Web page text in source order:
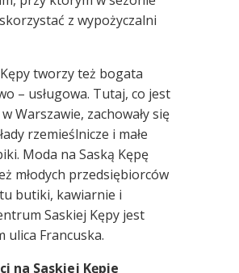
z wypożyczalni
tworzy też bogata
– usługowa. Tutaj, co jest
Warszawie, zachowały się
rzemieślnicze i małe
Moda na Saską Kępę
młodych przedsiębiorców
butiki, kawiarnie i
Saskiej Kępy jest
ulica Francuska.
na Saskiej Kępie